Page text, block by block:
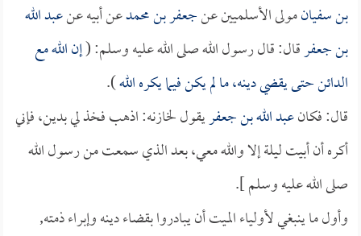
بن سفيانمولى الأسلميين عنجعفر بن محمدعن أبيه عنعبد الله
بن جعفرقال: قال رسول الله صلى الله عليه وسلم: (إن الله مع
الدائن حتى يقضي دينه، ما لم يكن فيما يكره الله).
قال: فكانعبد الله بن جعفريقول لخازنه: اذهب فخذ لي بدين، فإني
أكره أن أبيت ليلة إلا والله معي، بعد الذي سمعت من رسول الله
صلى الله عليه وسلم ].
وأول ما ينبغي لأولياء الميت أن يبادروا بقضاء دينه وإبراء ذمته,